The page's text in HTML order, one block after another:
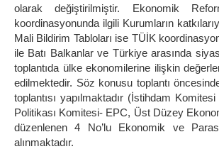
olarak değiştirilmiştir. Ekonomik
koordinasyonunda ilgili Kurumların
Mali Bildirim Tabloları ise TÜİK
ile Batı Balkanlar ve Türkiye arasında
toplantıda ülke ekonomilerine ilişkin
edilmektedir. Söz konusu toplantı
toplantısı yapılmaktadır (İstihdam
Politikası Komitesi- EPC, Üst Düzey
düzenlenen 4 No’lu Ekonomik ve
alınmaktadır.